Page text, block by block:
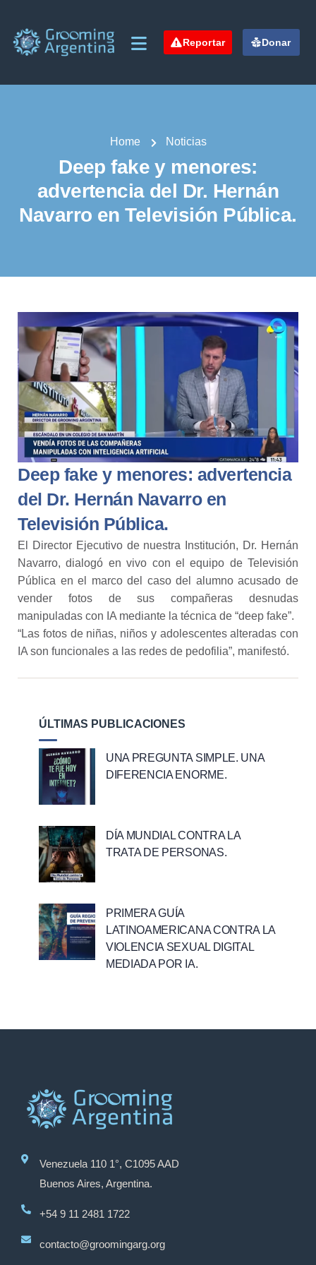
Reportar Donar
Home Noticias
Deep fake y menores:
advertencia del Dr. Hernán
Navarro en Televisión Pública.
Deep fake y menores: advertencia
del Dr. Hernán Navarro en
Televisión Pública.
El Director Ejecutivo de nuestra Institución, Dr. Hernán
Navarro, dialogó en vivo con el equipo de Televisión
Pública en el marco del caso del alumno acusado de
vender fotos de sus compañeras desnudas
manipuladas con IA mediante la técnica de “deep fake”.
“Las fotos de niñas, niños y adolescentes alteradas con
IA son funcionales a las redes de pedofilia”, manifestó.
ÚLTIMAS PUBLICACIONES
UNA PREGUNTA SIMPLE. UNA
DIFERENCIA ENORME.
DÍA MUNDIAL CONTRA LA
TRATA DE PERSONAS.
PRIMERA GUÍA
LATINOAMERICANA CONTRA LA
VIOLENCIA SEXUAL DIGITAL
MEDIADA POR IA.
Venezuela 110 1°, C1095 AAD
Buenos Aires, Argentina.
+54 9 11 2481 1722
contacto@groomingarg.org